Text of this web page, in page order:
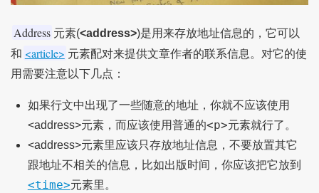
Address 元素(<address>)是用来存放地址信息的，它可以
和 <article> 元素配对来提供文章作者的联系信息。对它的使
用需要注意以下几点：
如果行文中出现了一些随意的地址，你就不应该使用
<address>元素，而应该使用普通的<p>元素就行了。
<address>元素里应该只存放地址信息，不要放置其它
跟地址不相关的信息，比如出版时间，你应该把它放到
<time>元素里。